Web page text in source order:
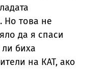
Но това не
да я спаси
биха
на КАТ, ако